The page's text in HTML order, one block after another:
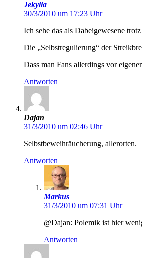
Jekylla
30/3/2010 um 17:23 Uhr
Ich sehe das als Dabeigewesene
Die „Selbstregulierung“ der
Dass man Fans allerdings vor
Antworten
Dajan
31/3/2010 um 02:46 Uhr
Selbstbeweihräucherung, allerorten.
Antworten
Markus
31/3/2010 um 07:31 Uhr
@Dajan: Polemik ist hier
Antworten